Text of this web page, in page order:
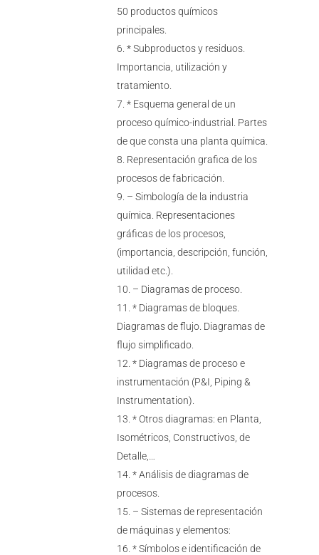
50 productos químicos
principales.
* Subproductos y residuos.
Importancia, utilización y
tratamiento.
* Esquema general de un
proceso químico-industrial. Partes
de que consta una planta química.
Representación grafica de los
procesos de fabricación.
– Simbología de la industria
química. Representaciones
gráficas de los procesos,
(importancia, descripción, función,
utilidad etc.).
– Diagramas de proceso.
* Diagramas de bloques.
Diagramas de flujo. Diagramas de
flujo simplificado.
* Diagramas de proceso e
instrumentación (P&I, Piping &
Instrumentation).
* Otros diagramas: en Planta,
Isométricos, Constructivos, de
Detalle,…
* Análisis de diagramas de
procesos.
– Sistemas de representación
de máquinas y elementos:
* Símbolos e identificación de